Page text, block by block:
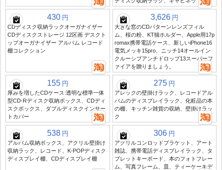
430 円
CDディスク収納ラックオーガナイザー
CDディスクストレージ 12区画 デスクト
ップオーガナイザー アルバム レコード
棚コレクション
3,626 円
大きな窓のCDパターンレンズフィル
ム、桜の粉、KT猫ホルダー、Apple用17p
romax携帯電話ケース、新しいiPhone16
電気メッキ15pro、ニッチ14オールイン
クルーシブアンチドロップ13スーパーフ
ァイアを贈りましょう。
155 円
厚みを増したCDケース:透明な標準一体
型CD-Rディスク収納ボックス、CDディ
スクボックス、ダブルディスクインサー
トカバー
275 円
アレックの壁掛けラック、レコードアル
バムのディスプレイラック、化粧品の本
の棚、キッチン雑貨の収納、壁掛けラッ
ク
538 円
アルバム収納ボックス、アクリル壁掛け
収納ラック、レコード、K-POPディスク
ディスプレイ棚、CDディスプレイ棚
306 円
アクリルコンロッドブラケット、アート
雑誌、携帯電話ディスプレイラック、タ
ブレットキーボード、本のフォトフレー
ム、写真フレーム、皿、ティーケーキデ